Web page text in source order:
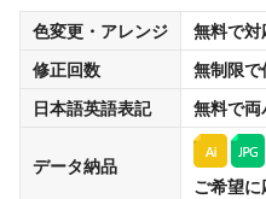
色変更・アレンジ
無料で対
修正回数
無制限で
日本語英語表記
無料で両
データ納品
ご希望